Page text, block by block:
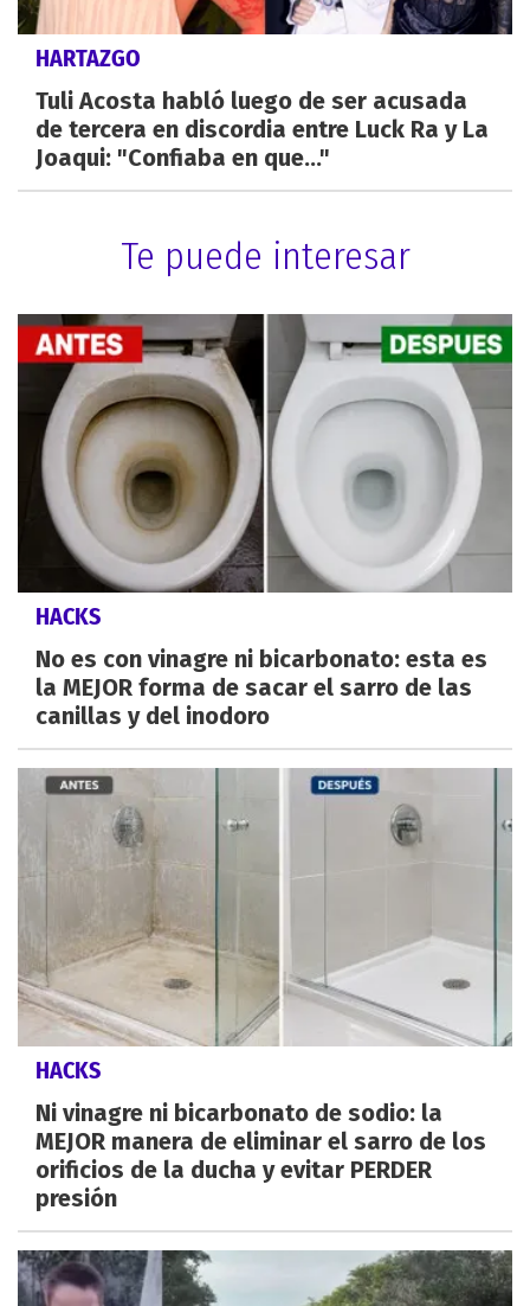
HARTAZGO
Tuli Acosta habló luego de ser acusada
de tercera en discordia entre Luck Ra y La
Joaqui: "Confiaba en que..."
Te puede interesar
HACKS
No es con vinagre ni bicarbonato: esta es
la MEJOR forma de sacar el sarro de las
canillas y del inodoro
HACKS
Ni vinagre ni bicarbonato de sodio: la
MEJOR manera de eliminar el sarro de los
orificios de la ducha y evitar PERDER
presión